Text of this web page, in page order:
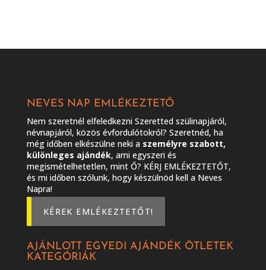
NEVES NAP EMLÉKEZTETŐ
Nem szeretnél elfeledkezni Szeretted szülinapjáról,
névnapjáról, közös évfordulótokról? Szeretnéd, ha
még időben elkészülne neki a személyre szabott,
különleges ajándék, ami egyszeri és
megismételhetetlen, mint Ő? KÉRJ EMLÉKEZTETŐT,
és mi időben szólunk, hogy készülnöd kell a Neves
Napra!
KÉREK EMLÉKEZTETŐT!
AJÁNLOTT EGYEDI AJÁNDÉK ÖTLETEK
KATEGÓRIÁK